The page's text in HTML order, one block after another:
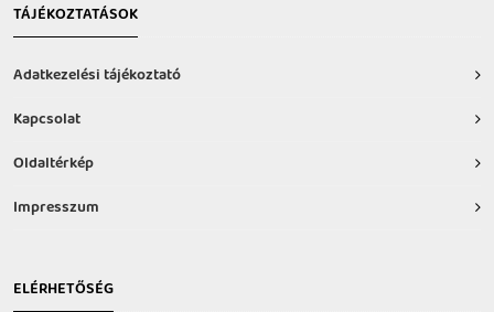
TÁJÉKOZTATÁSOK
Adatkezelési tájékoztató
Kapcsolat
Oldaltérkép
Impresszum
ELÉRHETŐSÉG